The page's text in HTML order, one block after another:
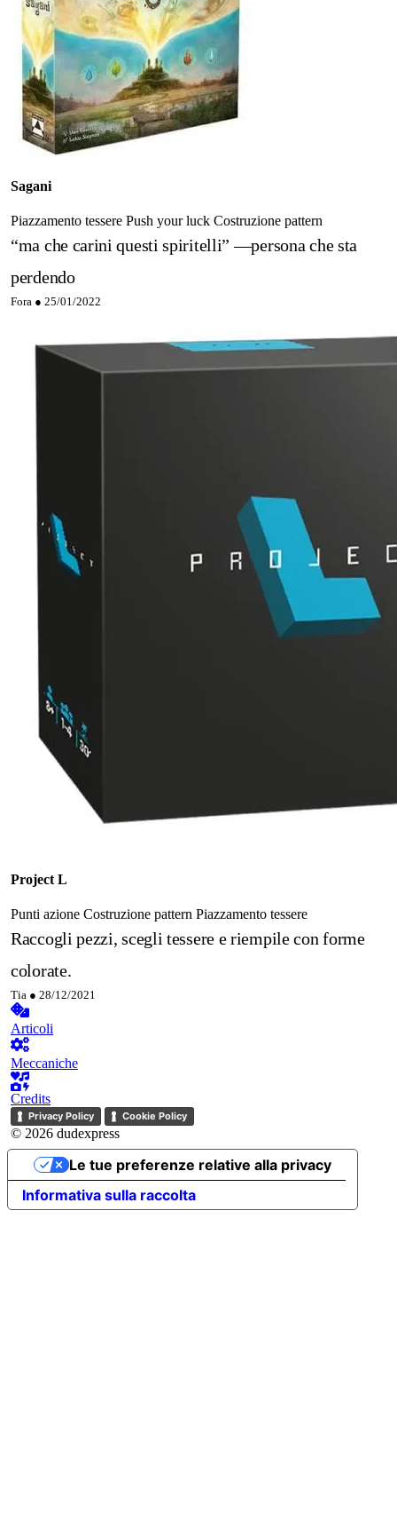
Sagani
Piazzamento tessere Push your luck Costruzione pattern
“ma che carini questi spiritelli” —persona che sta
perdendo
Fora ● 25/01/2022
Project L
Punti azione Costruzione pattern Piazzamento tessere
Raccogli pezzi, scegli tessere e riempile con forme
colorate.
Tia ● 28/12/2021
Articoli
Meccaniche
Credits
Privacy Policy Cookie Policy
© 2026 dudexpress
Informativa sulla raccolta
Le tue preferenze relative alla privacy